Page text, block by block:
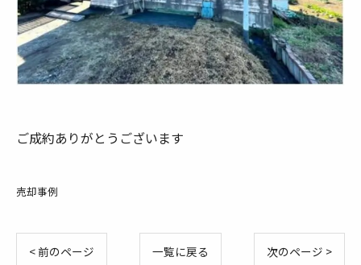
ご成約ありがとうございます
売却事例
< 前のページ 一覧に戻る 次のページ >